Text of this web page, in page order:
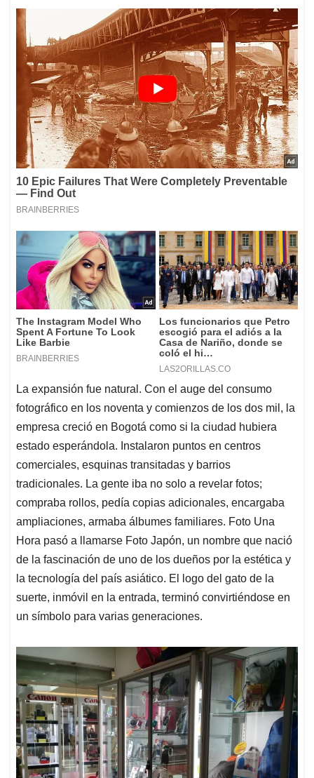
La expansión fue natural. Con el auge del consumo
fotográfico en los noventa y comienzos de los dos mil, la
empresa creció en Bogotá como si la ciudad hubiera
estado esperándola. Instalaron puntos en centros
comerciales, esquinas transitadas y barrios
tradicionales. La gente iba no solo a revelar fotos;
compraba rollos, pedía copias adicionales, encargaba
ampliaciones, armaba álbumes familiares. Foto Una
Hora pasó a llamarse Foto Japón, un nombre que nació
de la fascinación de uno de los dueños por la estética y
la tecnología del país asiático. El logo del gato de la
suerte, inmóvil en la entrada, terminó convirtiéndose en
un símbolo para varias generaciones.